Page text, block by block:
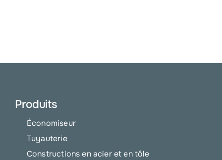
Produits
Économiseur
Tuyauterie
Constructions en acier et en tôle